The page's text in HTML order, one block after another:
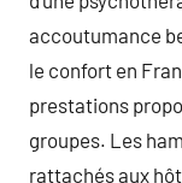
accoutumance
le confort en
prestations
groupes. Les
rattachés aux